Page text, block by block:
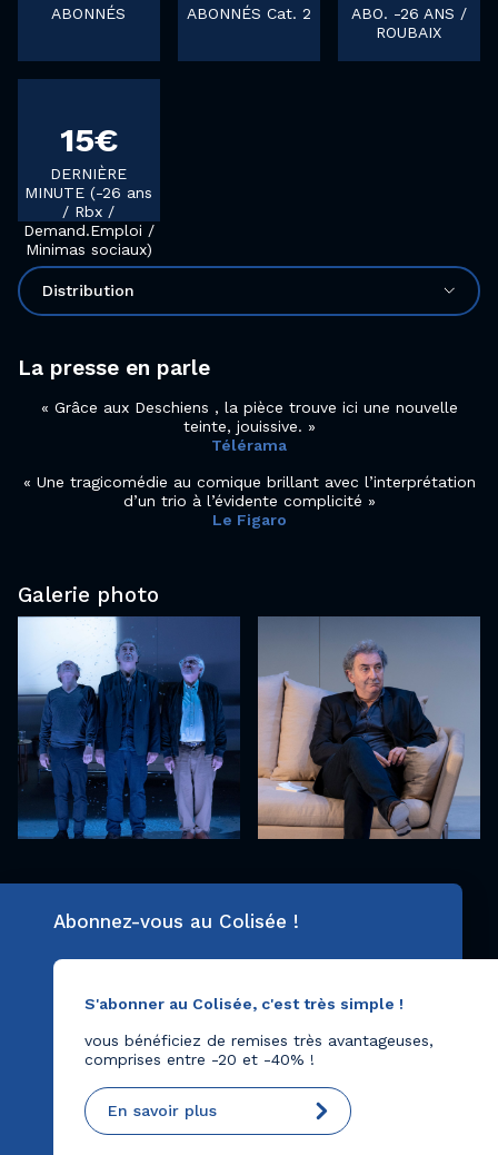
ABONNÉS ABONNÉS Cat. 2
ABO. -26 ANS /
ROUBAIX
15€
DERNIÈRE
MINUTE (-26 ans
/ Rbx /
Demand.Emploi /
Minimas sociaux)
Distribution
La presse en parle
Grâce aux Deschiens , la pièce trouve ici une nouvelle
teinte, jouissive.
Télérama
Une tragicomédie au comique brillant avec l’interprétation
d’un trio à l’évidente complicité
Le Figaro
Galerie photo
Abonnez-vous au Colisée !
S'abonner au Colisée, c'est très simple !
vous bénéficiez de remises très avantageuses,
comprises entre -20 et -40% !
En savoir plus